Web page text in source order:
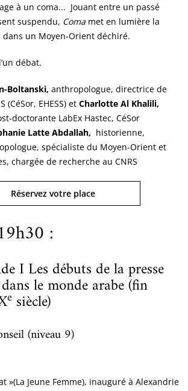
à un coma... Jouant entre un passé
suspendu, Coma met en lumière la
dans un Moyen-Orient déchiré.
débat.
Boltanski, anthropologue, directrice de
(CéSor, EHESS) et Charlotte Al Khalili,
doctorante LabEx Hastec, CéSor
Latte Abdallah, historienne,
spécialiste du Moyen-Orient et
chargée de recherche au CNRS
Réservez votre place
:
I Les débuts de la presse
le monde arabe (fin
e siècle)
(niveau 9)
»(La Jeune Femme), inauguré à Alexandrie